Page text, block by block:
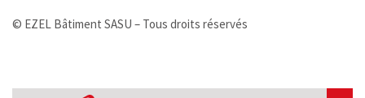
© EZEL Bâtiment SASU – Tous droits réservés